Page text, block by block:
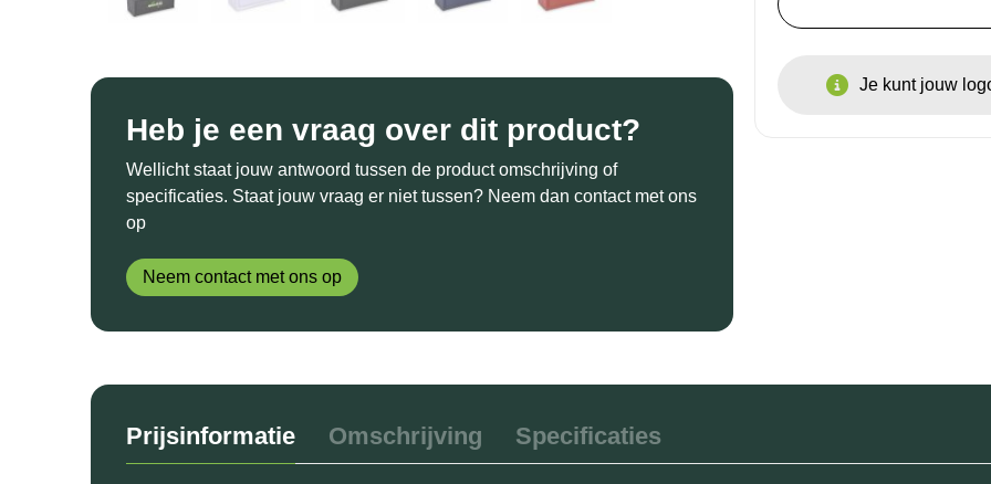
Heb je een vraag over dit product?
Wellicht staat jouw antwoord tussen de product omschrijving of
specificaties. Staat jouw vraag er niet tussen? Neem dan contact met ons
op
Neem contact met ons op
Je kunt jouw
Prijsinformatie Omschrijving Specificaties